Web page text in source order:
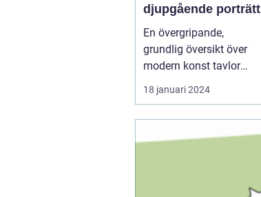
djupgående porträtt
En övergripande,
grundlig översikt över
modern konst tavlor
Modern konst tavlor har
under de senaste
populära och anses nu
18 januari 2024